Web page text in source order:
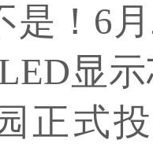
6月
显示
正式